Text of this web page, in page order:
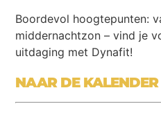
Boordevol hoogtepunten:
middernachtzon – vind je
uitdaging met Dynafit!
NAAR DE KALENDER